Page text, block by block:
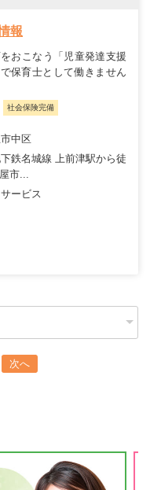
報
おこなう「児童発達支援
保育士として働きません
社会保険完備
中区
鉄名城線 上前津駅から徒
市...
ービス
次へ